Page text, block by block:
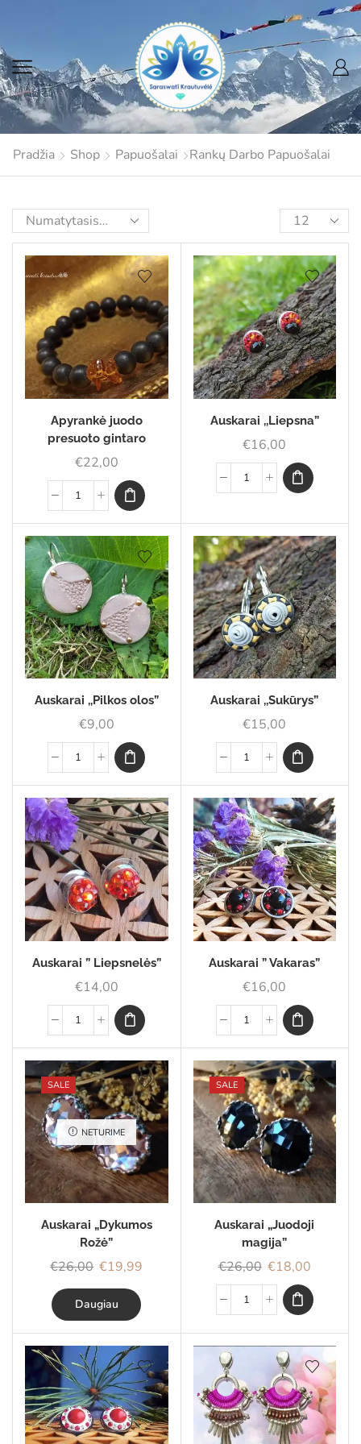
Pradžia Shop Papuošalai Rankų Darbo Papuošalai
Apyrankė juodo
presuoto gintaro
€22,00
Auskarai ,,Liepsna”
€16,00
Auskarai ,,Pilkos olos”
€9,00
Auskarai ,,Sukūrys”
€15,00
Auskarai ” Liepsnelės”
€14,00
Auskarai ” Vakaras”
€16,00
SALE
NETURIME
Auskarai „Dykumos
Rožė”
€26,00 €19,99
Daugiau
SALE
Auskarai „Juodoji
magija”
€26,00 €18,00